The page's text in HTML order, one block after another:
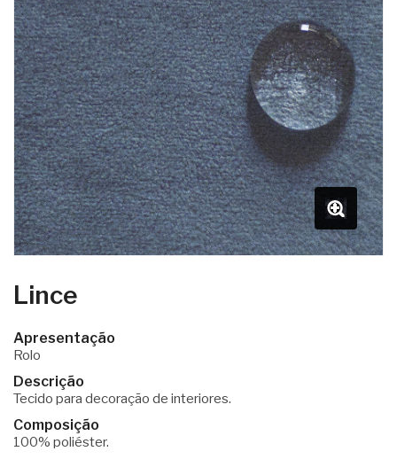
Lince
Apresentação
Rolo
Descrição
Tecido para decoração de interiores.
Composição
100% poliéster.